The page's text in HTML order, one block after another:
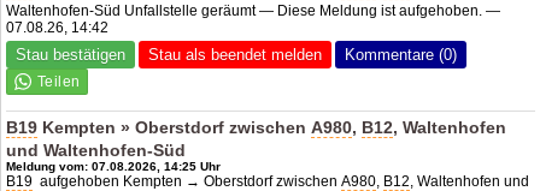
Waltenhofen-Süd Unfallstelle geräumt — Diese Meldung ist aufgehoben. —
07.08.26, 14:42
Stau bestätigen Stau als beendet melden Kommentare (0)
B19 Kempten » Oberstdorf zwischenA980, B12, Waltenhofen
und Waltenhofen-Süd
Meldung vom: 07.08.2026, 14:25 Uhr
B19 aufgehoben Kempten → Oberstdorf zwischenA980, B12, Waltenhofen und